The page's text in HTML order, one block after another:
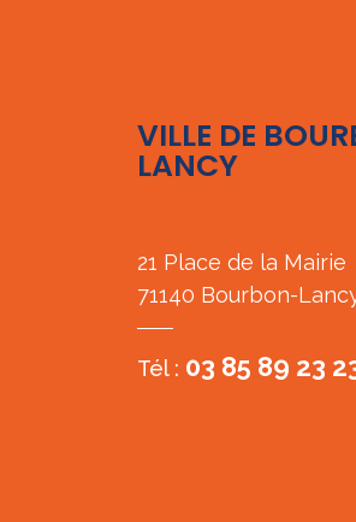
VILLE DE
LANCY
21 Place de la Mairie
71140 Bourbon-
Tél : 03 85 89 23